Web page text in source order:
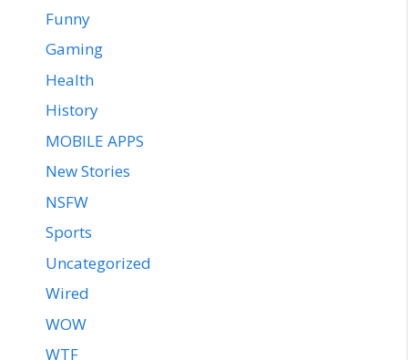
Funny
Gaming
Health
History
MOBILE APPS
New Stories
NSFW
Sports
Uncategorized
Wired
WOW
WTF